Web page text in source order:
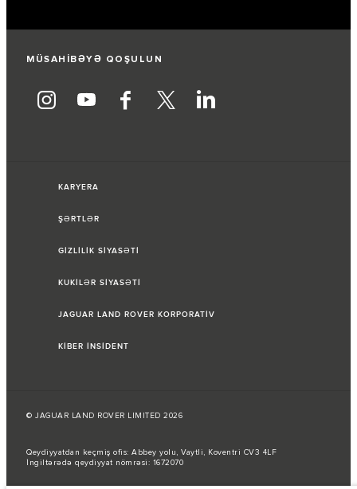
MÜSAHİBƏYƏ QOŞULUN
KARYERA
ŞƏRTLƏR
GİZLİLİK SİYASƏTİ
KUKİLƏR SİYASƏTİ
JAGUAR LAND ROVER KORPORATİV
KİBER İNSİDENT
© JAGUAR LAND ROVER LIMITED 2026
Qeydiyyatdan keçmiş ofis: Abbey yolu, Vaytli, Koventri CV3 4LF
İngiltərədə qeydiyyat nömrəsi: 1672070